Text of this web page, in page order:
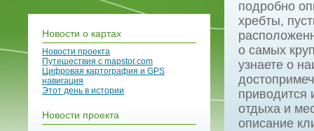
Новости о картах
Новости проекта
Путешествия с mapstor.com
Цифровая картография и GPS
навигация
Этот день в истории
Новости проекта
подробно
хребты,
о самых
узнаете о
приводится
отдыха и
описание